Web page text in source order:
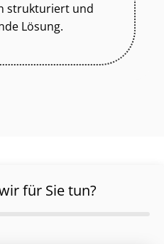
strukturiert und
Lösung.
für Sie tun?